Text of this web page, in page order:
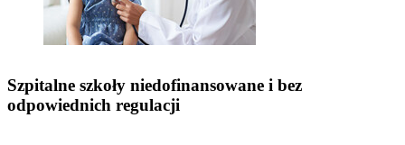
Szpitalne szkoły niedofinansowane i bez
odpowiednich regulacji